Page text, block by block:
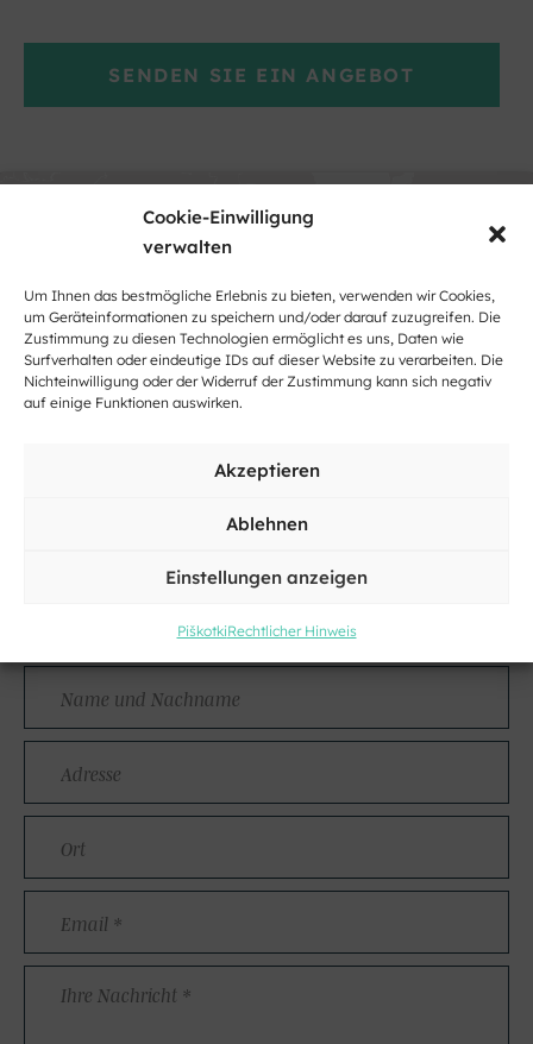
Cookie-Einwilligung
verwalten
Um Ihnen das bestmögliche Erlebnis zu bieten, verwenden wir Cookies,
um Geräteinformationen zu speichern und/oder darauf zuzugreifen. Die
Zustimmung zu diesen Technologien ermöglicht es uns, Daten wie
Surfverhalten oder eindeutige IDs auf dieser Website zu verarbeiten. Die
Nichteinwilligung oder der Widerruf der Zustimmung kann sich negativ
auf einige Funktionen auswirken.
Akzeptieren
Ablehnen
Einstellungen anzeigen
PiškotkiRechtlicher Hinweis
SENDEN SIE EIN ANGEBOT
Klicke hier, um Marketing-Cookies zu
akzeptieren und diesen Inhalt zu
aktivieren
Nachname
Nachricht